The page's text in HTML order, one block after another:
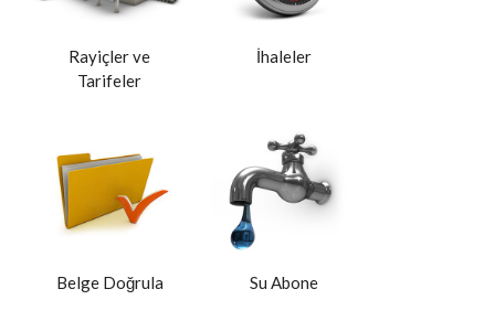
Rayiçler ve
Tarifeler
İhaleler
Belge Doğrula Su Abone